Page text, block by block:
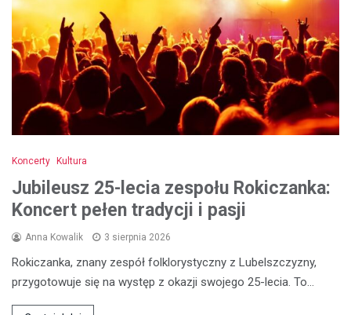
Koncerty Kultura
Jubileusz 25-lecia zespołu Rokiczanka:
Koncert pełen tradycji i pasji
Anna Kowalik 3 sierpnia 2026
Rokiczanka, znany zespół folklorystyczny z Lubelszczyzny,
przygotowuje się na występ z okazji swojego 25-lecia. To…